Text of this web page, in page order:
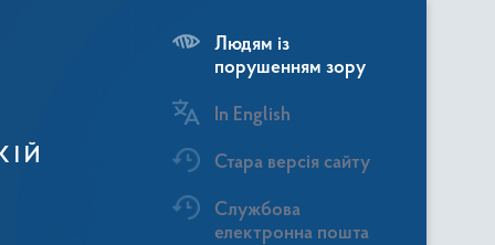
Людям із
порушенням зору
In English
Стара версія сайту
Службова
електронна пошта